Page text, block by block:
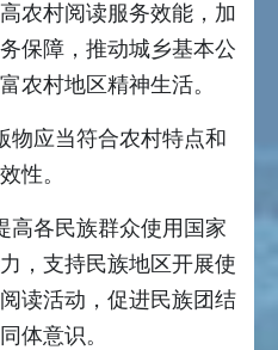
农村阅读服务效能，加
保障，推动城乡基本公
农村地区精神生活。
物应当符合农村特点和
性。
各民族群众使用国家
，支持民族地区开展使
读活动，促进民族团结
体意识。